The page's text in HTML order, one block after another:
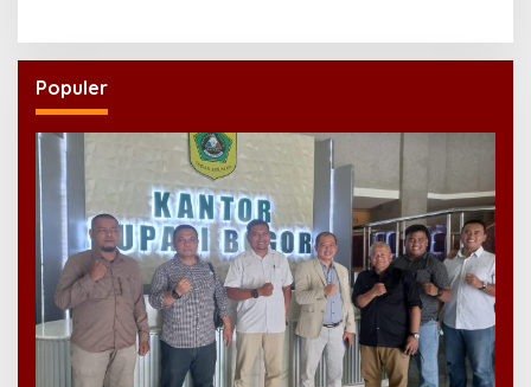
Populer